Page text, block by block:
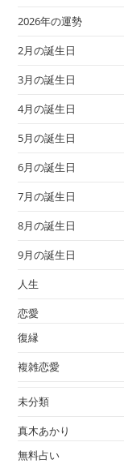
2026年の運勢
2月の誕生日
3月の誕生日
4月の誕生日
5月の誕生日
6月の誕生日
7月の誕生日
8月の誕生日
9月の誕生日
人生
恋愛
復縁
複雑恋愛
未分類
真木あかり
無料占い